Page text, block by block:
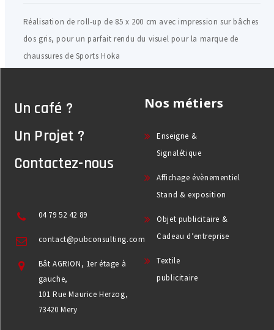
Réalisation de roll-up de 85 x 200 cm avec impression sur bâches
dos gris, pour un parfait rendu du visuel pour la marque de
chaussures de Sports Hoka
Un café ?
Un Projet ?
Contactez-nous
04 79 52 42 89
contact@pubconsulting.com
Bât AGRION, 1er étage à
gauche,
101 Rue Maurice Herzog,
73420 Mery
Nos métiers
Enseigne &
Signalétique
Affichage évènementiel
Stand & exposition
Objet publicitaire &
Cadeau d’entreprise
Textile
publicitaire